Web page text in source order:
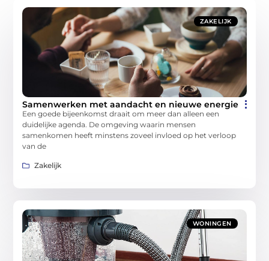
ZAKELIJK
Samenwerken met aandacht en nieuwe energie
Een goede bijeenkomst draait om meer dan alleen een
duidelijke agenda. De omgeving waarin mensen
samenkomen heeft minstens zoveel invloed op het verloop
van de
Zakelijk
WONINGEN